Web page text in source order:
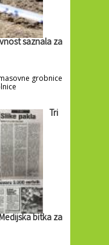
saznala za
grobnice
Tri
bitka za